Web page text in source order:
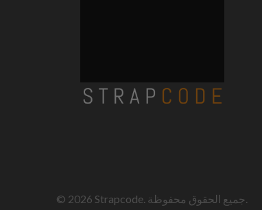
© 2026 Strapcode . جميع الحقوق محفوظة.